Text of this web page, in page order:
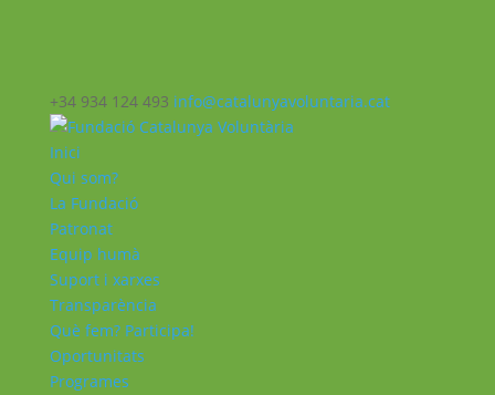
+34 934 124 493 info@catalunyavoluntaria.cat
Inici
Qui som?
La Fundació
Patronat
Equip humà
Suport i xarxes
Transparència
Què fem? Participa!
Oportunitats
Programes